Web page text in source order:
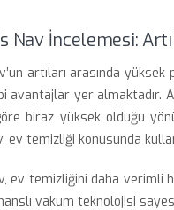
Nav İncelemesi:
artıları arasında
avantajlar yer almaktadır.
biraz yüksek olduğu
ev temizliği konusunda
ev temizliğini daha verimli
vakum teknolojisi